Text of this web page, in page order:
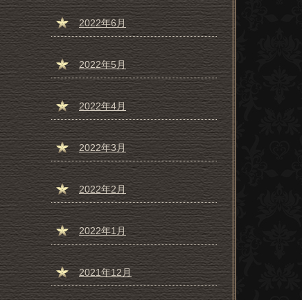
2022年6月
2022年5月
2022年4月
2022年3月
2022年2月
2022年1月
2021年12月